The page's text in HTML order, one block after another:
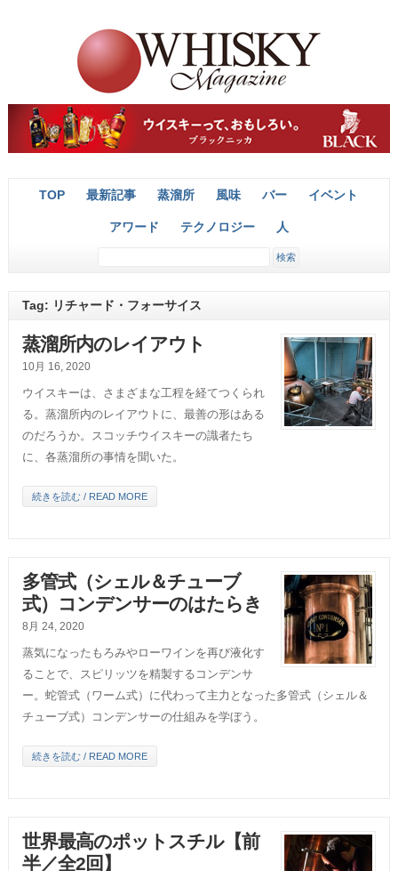
TOP 最新記事 蒸溜所 風味 バー イベント
アワード テクノロジー 人
Tag: リチャード・フォーサイス
蒸溜所内のレイアウト
10月 16, 2020
ウイスキーは、さまざまな工程を経てつくられ
る。蒸溜所内のレイアウトに、最善の形はある
のだろうか。スコッチウイスキーの識者たち
に、各蒸溜所の事情を聞いた。
続きを読む / READ MORE
多管式（シェル＆チューブ
式）コンデンサーのはたらき
8月 24, 2020
蒸気になったもろみやローワインを再び液化す
ることで、スピリッツを精製するコンデンサ
ー。蛇管式（ワーム式）に代わって主力となった多管式（シェル＆
チューブ式）コンデンサーの仕組みを学ぼう。
続きを読む / READ MORE
世界最高のポットスチル【前
半／全2回】